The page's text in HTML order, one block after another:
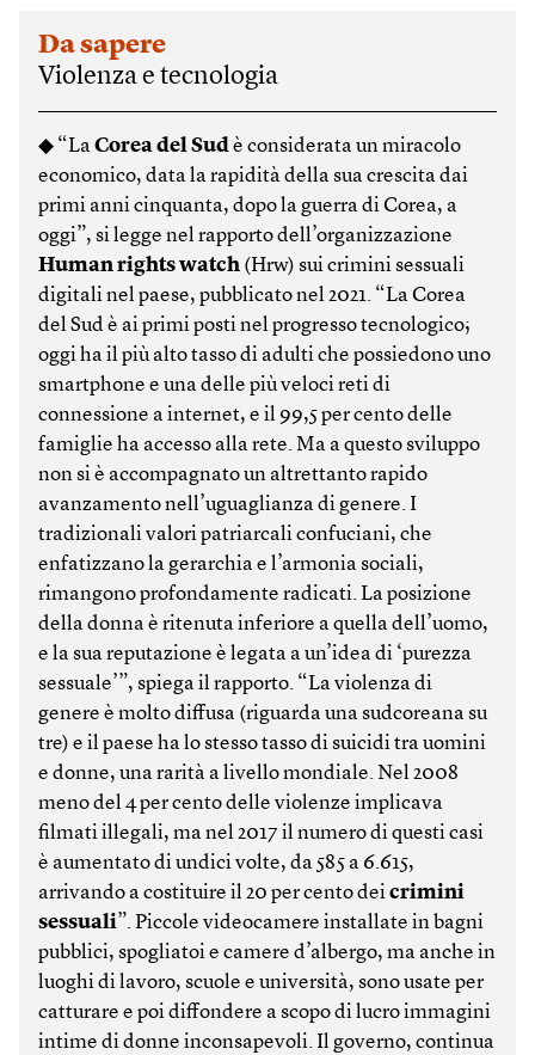
Da sapere
Violenza e tecnologia
◆ “LaCorea del Sudè considerata un miracolo
economico, data la rapidità della sua crescita dai
primi anni cinquanta, dopo la guerra di Corea, a
oggi”, si legge nel rapporto dell’organizzazione
Human rights watch (Hrw) sui crimini sessuali
digitali nel paese, pubblicato nel 2021. “La Corea
del Sud è ai primi posti nel progresso tecnologico;
oggi ha il più alto tasso di adulti che possiedono uno
smartphone e una delle più veloci reti di
connessione a internet, e il 99,5 per cento delle
famiglie ha accesso alla rete. Ma a questo sviluppo
non si è accompagnato un altrettanto rapido
avanzamento nell’uguaglianza di genere. I
tradizionali valori patriarcali confuciani, che
enfatizzano la gerarchia e l’armonia sociali,
rimangono profondamente radicati. La posizione
della donna è ritenuta inferiore a quella dell’uomo,
e la sua reputazione è legata a un’idea di ‘purezza
sessuale’”, spiega il rapporto. “La violenza di
genere è molto diffusa (riguarda una sudcoreana su
tre) e il paese ha lo stesso tasso di suicidi tra uomini
e donne, una rarità a livello mondiale. Nel 2008
meno del 4 per cento delle violenze implicava
filmati illegali, ma nel 2017 il numero di questi casi
è aumentato di undici volte, da 585 a 6.615,
arrivando a costituire il 20 per cento deicrimini
sessuali”. Piccole videocamere installate in bagni
pubblici, spogliatoi e camere d’albergo, ma anche in
luoghi di lavoro, scuole e università, sono usate per
catturare e poi diffondere a scopo di lucro immagini
intime di donne inconsapevoli. Il governo, continua